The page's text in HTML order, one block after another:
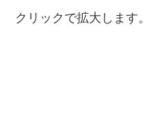
クリックで拡大します。